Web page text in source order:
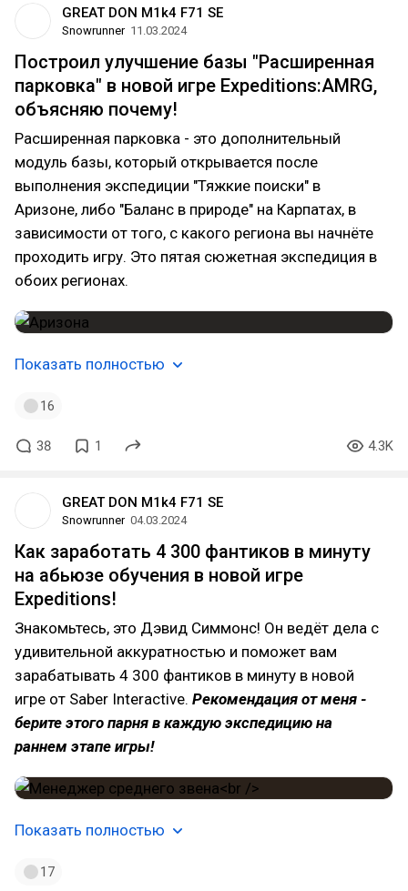
GREAT DON M1k4 F71 SE
Snowrunner 11.03.2024
Построил улучшение базы "Расширенная
парковка" в новой игре Expeditions:AMRG,
объясняю почему!
Расширенная парковка - это дополнительный
модуль базы, который открывается после
выполнения экспедиции "Тяжкие поиски" в
Аризоне, либо "Баланс в природе" на Карпатах, в
зависимости от того, с какого региона вы начнёте
проходить игру. Это пятая сюжетная экспедиция в
обоих регионах.
Показать полностью
16
38 1 4.3K
GREAT DON M1k4 F71 SE
Snowrunner 04.03.2024
Как заработать 4 300 фантиков в минуту
на абьюзе обучения в новой игре
Expeditions!
Знакомьтесь, это Дэвид Симмонс! Он ведёт дела с
удивительной аккуратностью и поможет вам
зарабатывать 4 300 фантиков в минуту в новой
игре от Saber Interactive. Рекомендация от меня -
берите этого парня в каждую экспедицию на
раннем этапе игры!
Показать полностью
17